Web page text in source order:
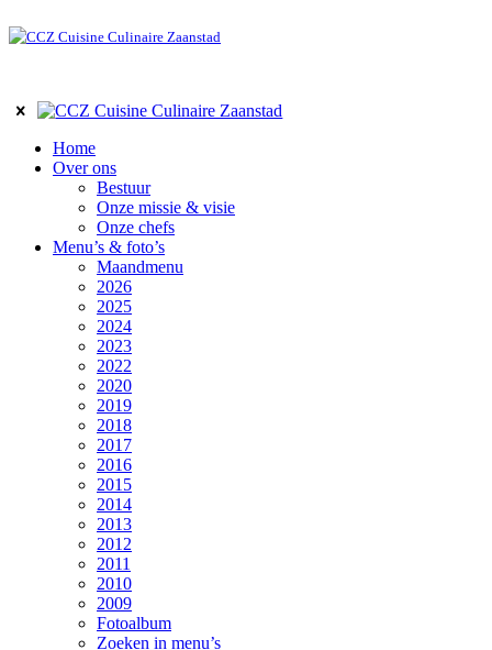
Home
Over ons
Bestuur
Onze missie & visie
Onze chefs
Menu’s & foto’s
Maandmenu
2026
2025
2024
2023
2022
2020
2019
2018
2017
2016
2015
2014
2013
2012
2011
2010
2009
Fotoalbum
Zoeken in menu’s